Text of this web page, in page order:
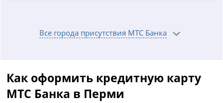
Все города присутствия МТС Банка
Как оформить кредитную карту
МТС Банка в Перми